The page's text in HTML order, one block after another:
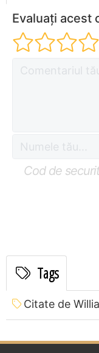
Evaluați acest
Cod de
Tags
Citate de